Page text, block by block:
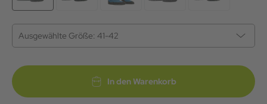
Ausgewählte Größe: 41-42
In den Warenkorb